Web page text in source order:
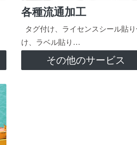
各種流通加工
タグ付け、ライセンスシール貼
け、ラベル貼り…
その他のサービス